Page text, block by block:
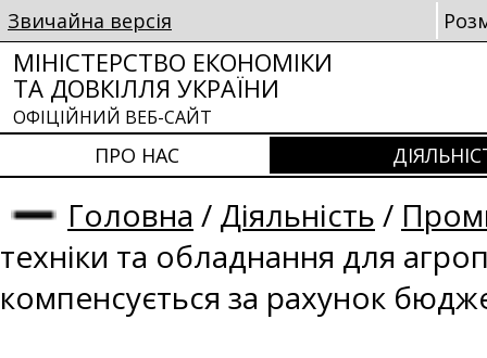
Звичайна версія
МІНІСТЕРСТВО ЕКОНОМІКИ
ТА ДОВКІЛЛЯ УКРАЇНИ
ОФІЦІЙНИЙ ВЕБ-САЙТ
ПРО НАС
Головна / Діяльність /
техніки та обладнання для
компенсується за рахунок